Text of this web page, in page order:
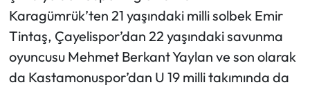
Karagümrük’ten 21 yaşındaki milli solbek Emir
Tintaş, Çayelispor’dan 22 yaşındaki savunma
oyuncusu Mehmet Berkant Yaylan ve son olarak
da Kastamonuspor’dan U 19 milli takımında da
Sağlık
Turizm
Teknoloji